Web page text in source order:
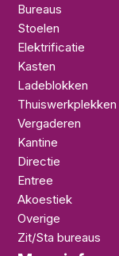
Bureaus
Stoelen
Elektrificatie
Kasten
Ladeblokken
Thuiswerkplekken
Vergaderen
Kantine
Directie
Entree
Akoestiek
Overige
Zit/Sta bureaus